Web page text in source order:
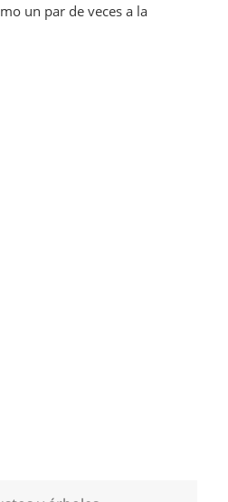
un par de veces a la